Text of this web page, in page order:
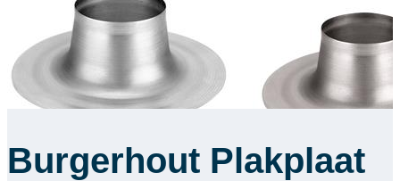
Over ons
Contact
Burgerhout Plakplaat